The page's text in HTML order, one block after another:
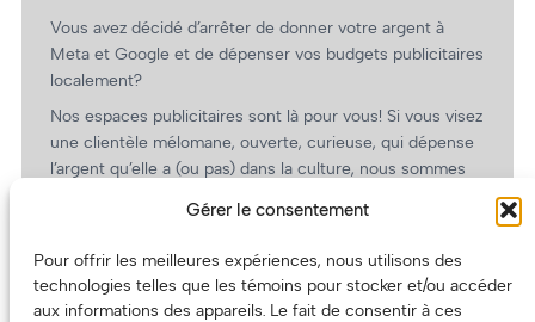
Gérer le consentement
Pour offrir les meilleures expériences, nous utilisons des
technologies telles que les témoins pour stocker et/ou accéder
aux informations des appareils. Le fait de consentir à ces
Vous avez décidé d’arrêter de donner votre argent à
Meta et Google et de dépenser vos budgets publicitaires
localement?
Nos espaces publicitaires sont là pour vous! Si vous visez
une clientèle mélomane, ouverte, curieuse, qui dépense
l’argent qu’elle a (ou pas) dans la culture, nous sommes
revient.
(Oui, on va avoir des tarifs spéciaux pour vous, les